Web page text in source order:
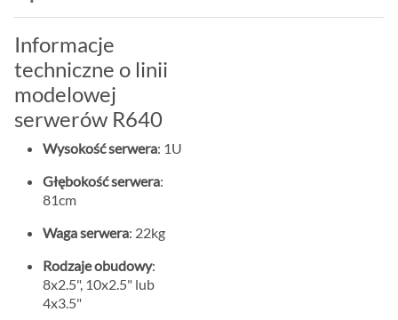
Informacje
techniczne o linii
modelowej
serwerów R640
Wysokość serwera: 1U
Głębokość serwera:
81cm
Waga serwera: 22kg
Rodzaje obudowy:
8x2.5", 10x2.5" lub
4x3.5"